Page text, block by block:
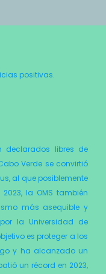
positivas.
declarados libres de
Verde se convirtió
al que posiblemente
la OMS tam­bién
más asequible y
la Universidad de
es proteger a los
y ha alcanzado un
un récord en 2023,